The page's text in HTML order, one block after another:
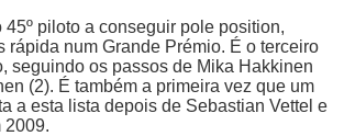
45º piloto a conseguir pole position,
rápida num Grande Prémio. É o terceiro
seguindo os passos de Mika Hakkinen
(2). É também a primeira vez que um
a esta lista depois de Sebastian Vettel e
2009.